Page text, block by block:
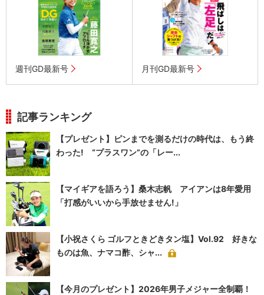
週刊GD最新号 月刊GD最新号
記事ランキング
【プレゼント】ピンまでを測るだけの時代は、もう終
わった! “プラスワン”の「レー...
【マイギアを語ろう】桑木志帆 アイアンは8年愛用
「打感がいいから手放せません!」
【小祝さくら ゴルフときどきタン塩】Vol.92 好きな
ものは魚、ナマコ酢、シャ...
【今月のプレゼント】2026年男子メジャー全制覇！